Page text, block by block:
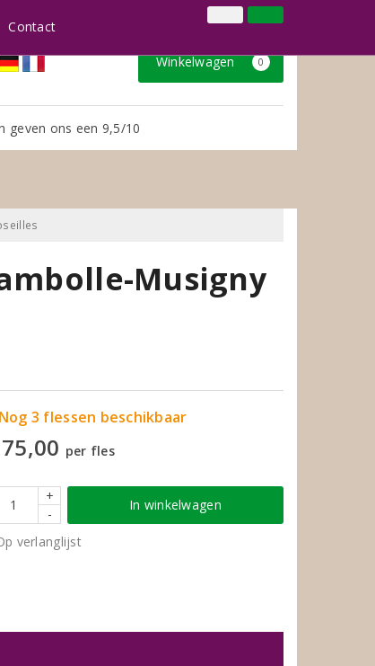
Klantenservice
Winkelwagen 0
geven ons een 9,5/10
Contact
Musigny
Nog 3 flessen beschikbaar
per fles
+
-
In winkelwagen
verlanglijst